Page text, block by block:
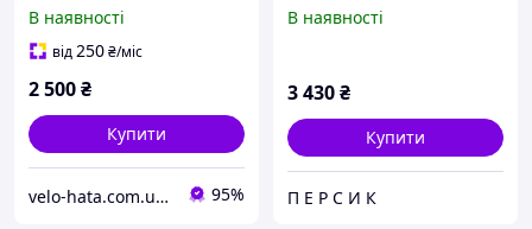
снігу , шайба для катання
. Плюшка
В наявності
від250₴/міс
2 500₴
Купити
velo-hata.com.ua Магазин товарів для активного спорту та відпочинку 95%
В наявності
3 430₴
Купити
П Е Р С И К